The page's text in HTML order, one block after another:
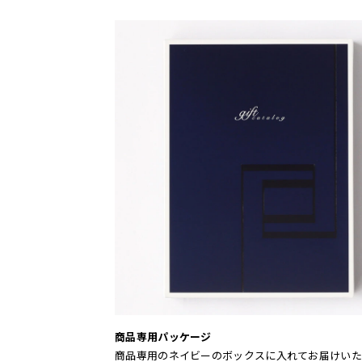
商品専用パッケージ
商品専用のネイビーのボックスに入れてお届けい